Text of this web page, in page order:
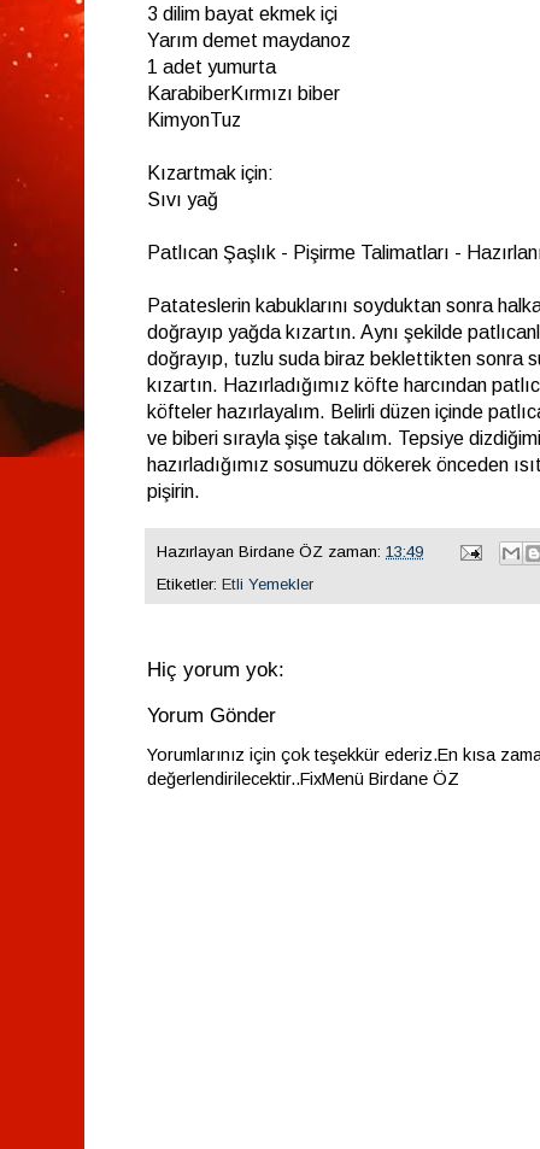
3 dilim bayat ekmek içi
Yarım demet maydanoz
1 adet yumurta
KarabiberKırmızı biber
KimyonTuz
Kızartmak için:
Sıvı yağ
Patlıcan Şaşlık - Pişirme Talimatları -
Patateslerin kabuklarını soyduktan sonra
doğrayıp yağda kızartın. Aynı şekilde
doğrayıp, tuzlu suda biraz beklettikten sonra
kızartın. Hazırladığımız köfte harcından
köfteler hazırlayalım. Belirli düzen içinde
ve biberi sırayla şişe takalım. Tepsiye
hazırladığımız sosumuzu dökerek önceden
pişirin.
Hazırlayan Birdane ÖZ zaman: 13:49
Etiketler: Etli Yemekler
Hiç yorum yok:
Yorum Gönder
Yorumlarınız için çok teşekkür ederiz.En kısa
değerlendirilecektir..FixMenü Birdane ÖZ